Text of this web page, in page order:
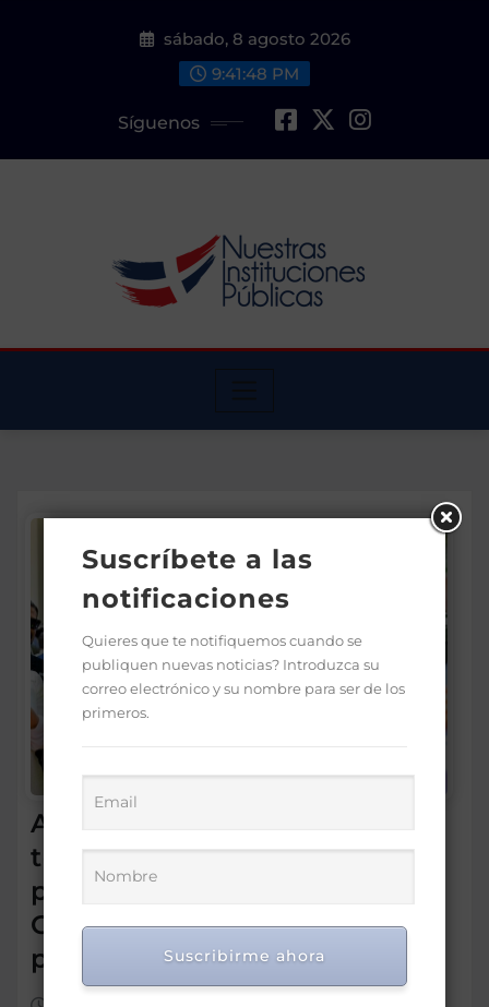
sábado, 8 agosto 2026
9:41:48 PM
Síguenos
Alcaldía de Santiago realiza
tercera feria de adopción de
perros con la presencia de
Gabriela Abinader, hija del
presidente
Suscríbete a las
notificaciones
Quieres que te notifiquemos cuando se
publiquen nuevas noticias? Introduzca su
correo electrónico y su nombre para ser de los
primeros.
Suscribirme ahora